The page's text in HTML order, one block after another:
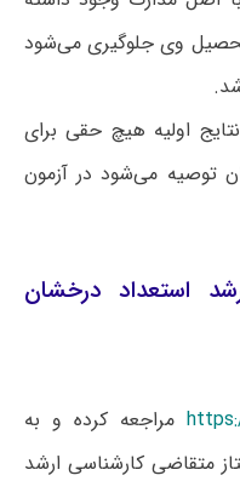
تحصیل وی جلوگیری می‌شود
اولیه هیچ حقی برای
توصیه می‌شود در آزمون
استعداد درخشان
مراجعه کرده و به
متقاضی کارشناسی ارشد